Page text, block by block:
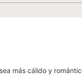
más cálido y